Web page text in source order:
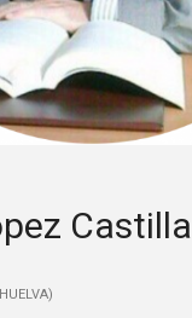
Castilla